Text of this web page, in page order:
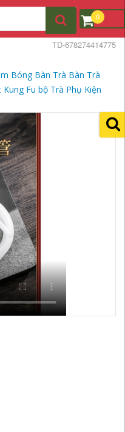
0
Bóng Bàn Trà Bàn Trà
Fu bộ Trà Phụ Kiện
TD-678274414775